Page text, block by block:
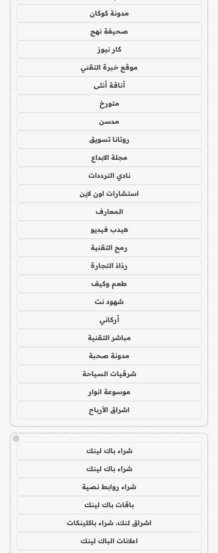
مدونة كوكان
صحيفة نهج
كار نيوز
موقع خبرة التقني
أناقة أنثى
متورخ
مدسن
روتانا تسويق
مجلة الابداع
نادي الترددات
استشارات اون لاين
المعارف
هيدب فيديو
رمح التقنية
رذاذ التجارة
طعم وكيف
شهود نت
أركاني
مباشر التقنية
مدونة صحبة
شرقيات السياحة
موسوعة انوار
اشراق الأرباح
!
شراء باك لينك
شراء باك لينك
شراء روابط نصية
باقات باك لينك
اشراق لنك، شراء باكلينكات
اعلانات الباك لينك